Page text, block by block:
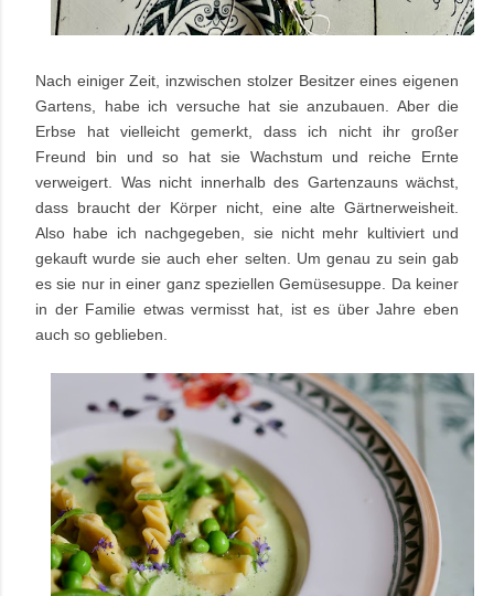
Nach einiger Zeit, inzwischen stolzer Besitzer eines eigenen
Gartens, habe ich versuche hat sie anzubauen. Aber die
Erbse hat vielleicht gemerkt, dass ich nicht ihr großer
Freund bin und so hat sie Wachstum und reiche Ernte
verweigert. Was nicht innerhalb des Gartenzauns wächst,
dass braucht der Körper nicht, eine alte Gärtnerweisheit.
Also habe ich nachgegeben, sie nicht mehr kultiviert und
gekauft wurde sie auch eher selten. Um genau zu sein gab
es sie nur in einer ganz speziellen Gemüsesuppe. Da keiner
in der Familie etwas vermisst hat, ist es über Jahre eben
auch so geblieben.